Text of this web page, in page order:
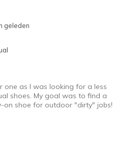
too narrow
half size too small
geleden
one as I was looking for a less
shoes. My goal was to find a
on shoe for outdoor "dirty" jobs!